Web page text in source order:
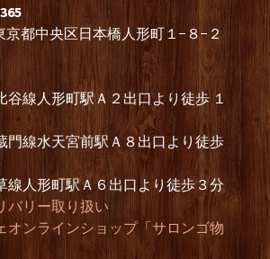
都中央区日本橋人形町１−８−２
谷線人形町駅Ａ２出口より徒歩 １
門線水天宮前駅Ａ８出口より徒歩
線人形町駅Ａ６出口より徒歩３分
リー取り扱い
オンラインショップ「サロンゴ物